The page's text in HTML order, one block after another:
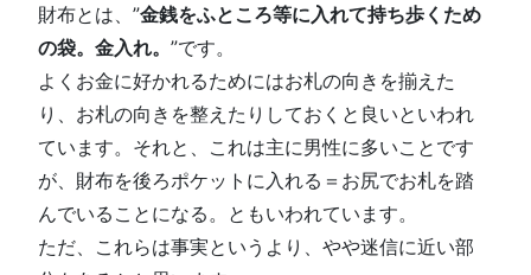
財布とは、”金銭をふところ等に入れて持ち歩くため
の袋。金入れ。”です。
よくお金に好かれるためにはお札の向きを揃えた
り、お札の向きを整えたりしておくと良いといわれ
ています。それと、これは主に男性に多いことです
が、財布を後ろポケットに入れる＝お尻でお札を踏
んでいることになる。ともいわれています。
ただ、これらは事実というより、やや迷信に近い部